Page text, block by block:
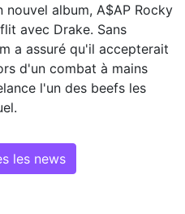
album, A$AP Rocky
avec Drake. Sans
a assuré qu'il accepterait
d'un combat à mains
l'un des beefs les
les news